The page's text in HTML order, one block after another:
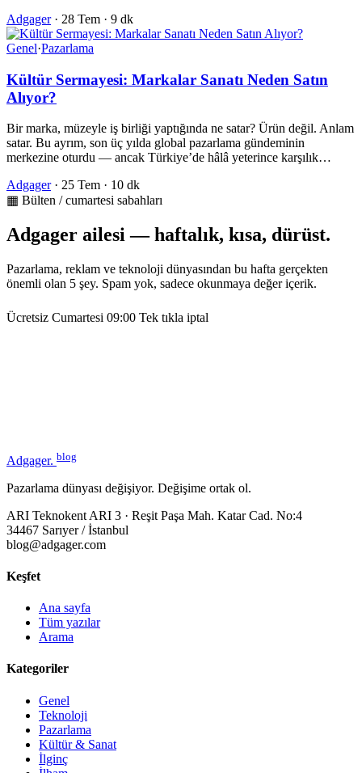
Adgager · 28 Tem · 9 dk
Genel·Pazarlama
Kültür Sermayesi: Markalar Sanatı Neden Satın
Alıyor?
Bir marka, müzeyle iş birliği yaptığında ne satar? Ürün değil. Anlam
satar. Bu ayrım, son üç yılda global pazarlama gündeminin
merkezine oturdu — ancak Türkiye’de hâlâ yeterince karşılık…
Adgager · 25 Tem · 10 dk
▦ Bülten / cumartesi sabahları
Adgager ailesi — haftalık, kısa, dürüst.
Pazarlama, reklam ve teknoloji dünyasından bu hafta gerçekten
önemli olan 5 şey. Spam yok, sadece okunmaya değer içerik.
Ücretsiz Cumartesi 09:00 Tek tıkla iptal
Adgager. blog
Pazarlama dünyası değişiyor. Değişime ortak ol.
ARI Teknokent ARI 3 · Reşit Paşa Mah. Katar Cad. No:4
34467 Sarıyer / İstanbul
blog@adgager.com
Keşfet
Ana sayfa
Tüm yazılar
Arama
Kategoriler
Genel
Teknoloji
Pazarlama
Kültür & Sanat
İlginç